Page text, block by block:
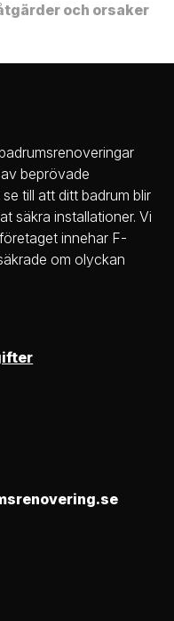
och orsaker
beprövade
till att ditt badrum blir
säkra installationer. Vi
innehar F-
om olyckan